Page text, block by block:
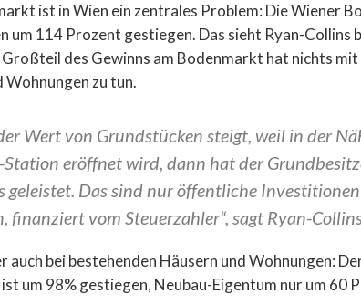
ist in Wien ein zentrales Problem: Die Wiener
um 114 Prozent gestiegen. Das sieht Ryan-Collins
des Gewinns am Bodenmarkt hat nichts mit
Wohnungen zu tun.
Wert von Grundstücken steigt, weil in der
Station eröffnet wird, dann hat der
geleistet. Das sind nur öffentliche Investitionen
finanziert vom Steuerzahler“, sagt Ryan-
auch bei bestehenden Häusern und Wohnungen:
um 98% gestiegen, Neubau-Eigentum nur um 60